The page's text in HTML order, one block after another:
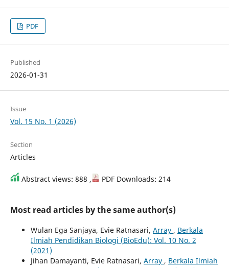
PDF
Published
2026-01-31
Issue
Vol. 15 No. 1 (2026)
Section
Articles
Abstract views: 888 , PDF Downloads: 214
Most read articles by the same author(s)
Wulan Ega Sanjaya, Evie Ratnasari, Array , Berkala
Ilmiah Pendidikan Biologi (BioEdu): Vol. 10 No. 2
(2021)
Jihan Damayanti, Evie Ratnasari, Array , Berkala Ilmiah